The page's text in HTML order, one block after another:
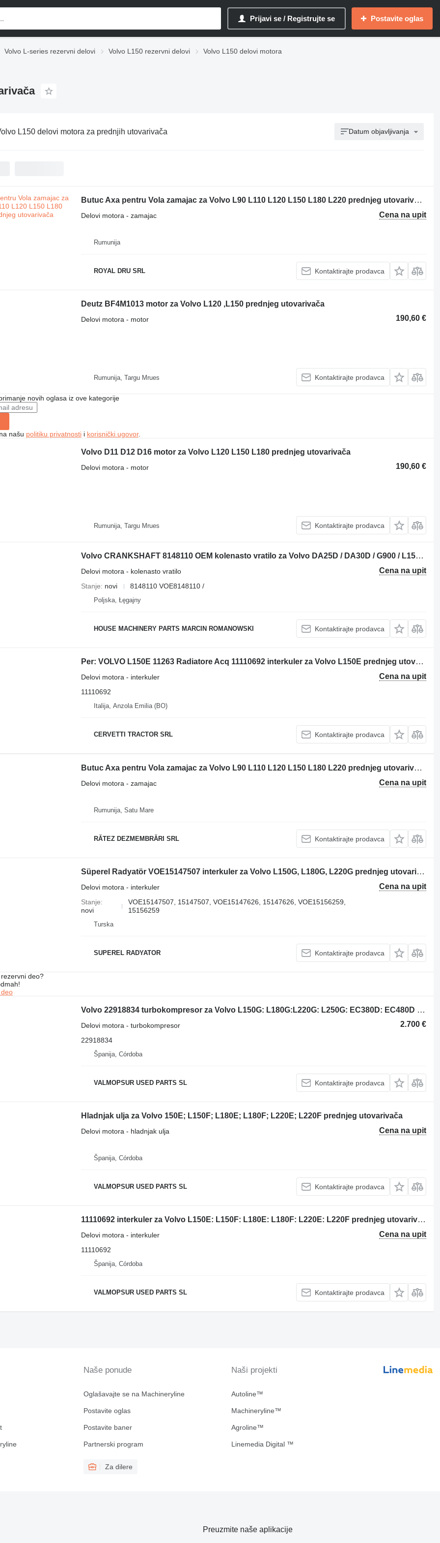
Prijavi se / Registrujte se Postavite oglas
Volvo L-series rezervni delovi Volvo L150 rezervni delovi
Volvo L150 delovi motora
L150 delovi motora za prednjih utovarivača Datum objavljivanja
Butuc Axa pentru Vola zamajac za Volvo L90 L110 L120 L150 L180 L220 prednjeg utovarivača
Cena na upit
Delovi motora - zamajac
Rumunija
ROYAL DRU SRL Kontaktirajte prodavca
Deutz BF4M1013 motor za Volvo L120 ,L150 prednjeg utovarivača
190,60 €
Delovi motora - motor
Rumunija, Targu Mrues Kontaktirajte prodavca
novih oglasa iz ove kategorije
našu politiku privatnostii korisnički ugovor.
Volvo D11 D12 D16 motor za Volvo L120 L150 L180 prednjeg utovarivača
190,60 €
Delovi motora - motor
Rumunija, Targu Mrues Kontaktirajte prodavca
Volvo CRANKSHAFT 8148110 OEM kolenasto vratilo za Volvo DA25D / DA30D / G900 / L150E prednjeg utovarivača
Cena na upit
Delovi motora - kolenasto vratilo
Stanje
novi 8148110 VOE8148110 /
Poljska, Łęgajny
HOUSE MACHINERY PARTS MARCIN ROMANOWSKI Kontaktirajte prodavca
Per: VOLVO L150E 11263 Radiatore Acq 11110692 interkuler za Volvo L150E prednjeg utovarivača
Cena na upit
Delovi motora - interkuler
11110692
Italija, Anzola Emilia (BO)
CERVETTI TRACTOR SRL Kontaktirajte prodavca
Butuc Axa pentru Vola zamajac za Volvo L90 L110 L120 L150 L180 L220 prednjeg utovarivača
Cena na upit
Delovi motora - zamajac
Rumunija, Satu Mare
RĂTEZ DEZMEMBRĂRI SRL Kontaktirajte prodavca
Süperel Radyatör VOE15147507 interkuler za Volvo L150G, L180G, L220G prednjeg utovarivača
Cena na upit
Delovi motora - interkuler
Stanje
novi
VOE15147507, 15147507, VOE15147626, 15147626, VOE15156259,
15156259
Turska
SUPEREL RADYATOR Kontaktirajte prodavca
dеo?
Volvo 22918834 turbokompresor za Volvo L150G: L180G:L220G: L250G: EC380D: EC480D prednjeg utovarivača
2.700 €
Delovi motora - turbokompresor
22918834
Španija, Córdoba
VALMOPSUR USED PARTS SL Kontaktirajte prodavca
Hladnjak ulja za Volvo 150E; L150F; L180E; L180F; L220E; L220F prednjeg utovarivača
Cena na upit
Delovi motora - hladnjak ulja
Španija, Córdoba
VALMOPSUR USED PARTS SL Kontaktirajte prodavca
11110692 interkuler za Volvo L150E: L150F: L180E: L180F: L220E: L220F prednjeg utovarivača
Cena na upit
Delovi motora - interkuler
11110692
Španija, Córdoba
VALMOPSUR USED PARTS SL Kontaktirajte prodavca
Naše ponude
Oglašavajte se na Machineryline
Postavite oglas
Postavite baner
Partnerski program
Za dilere
Naši projekti
Autoline™
Machineryline™
Agroline™
Linemedia Digital ™
Preuzmite naše aplikacije